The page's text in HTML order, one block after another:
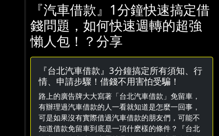
『汽車借款』1分鐘快速搞定借
錢問題，如何快速週轉的超強
懶人包！？分享
『台北汽車借款』3分鐘搞定所有須知、行
情、申請步驟！借錢不用害怕受騙！
路上的廣告牌大大寫著「台北汽車借款」免留車，
有辦理過汽車借款的人一看就知道是怎麼一回事，
可是如果沒有實際借過汽車借款的朋友們，可能不
知道借款免留車到底是一項什麽樣的條件？『台北